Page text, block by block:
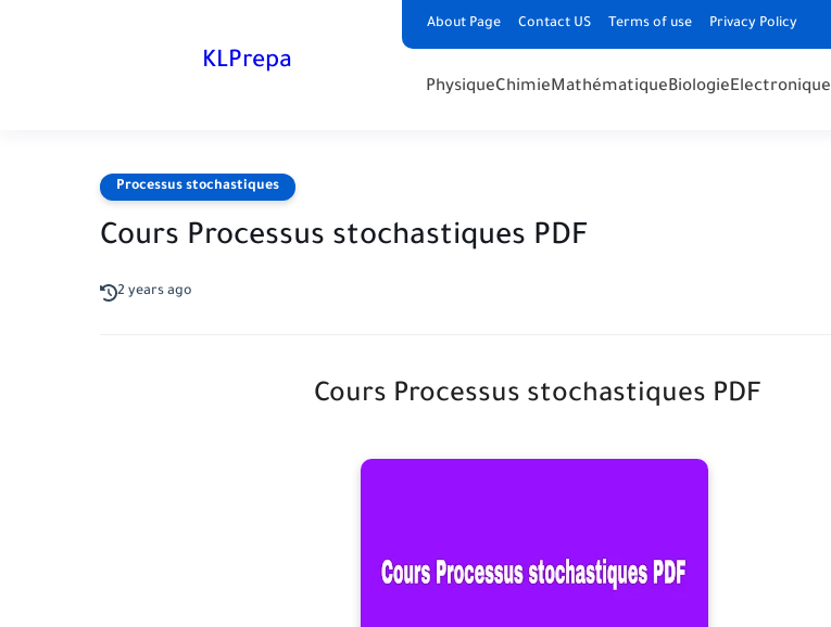
About Page Contact US Terms of use Privacy Policy
KLPrepa
PhysiqueChimieMathématiqueBiologieElectronique
Processus stochastiques
Cours Processus stochastiques PDF
2 years ago
Cours Processus stochastiques PDF